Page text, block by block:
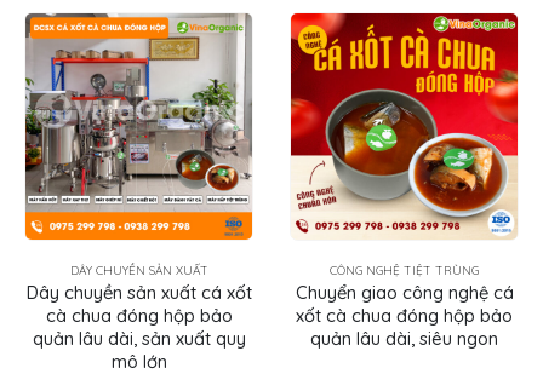
DÂY CHUYỀN SẢN XUẤT
Dây chuyền sản xuất cá xốt
cà chua đóng hộp bảo
quản lâu dài, sản xuất quy
mô lớn
CÔNG NGHỆ TIỆT TRÙNG
Chuyển giao công nghệ cá
xốt cà chua đóng hộp bảo
quản lâu dài, siêu ngon